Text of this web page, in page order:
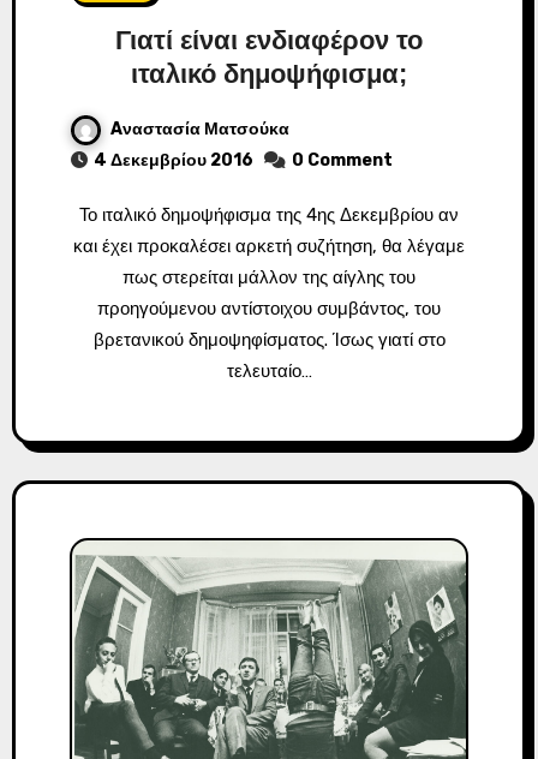
Γιατί είναι ενδιαφέρον το
ιταλικό δημοψήφισμα;
Aναστασία Ματσούκα
4 Δεκεμβρίου 2016
0 Comment
Το ιταλικό δημοψήφισμα της 4ης Δεκεμβρίου αν
και έχει προκαλέσει αρκετή συζήτηση, θα λέγαμε
πως στερείται μάλλον της αίγλης του
προηγούμενου αντίστοιχου συμβάντος, του
βρετανικού δημοψηφίσματος. Ίσως γιατί στο
τελευταίο…